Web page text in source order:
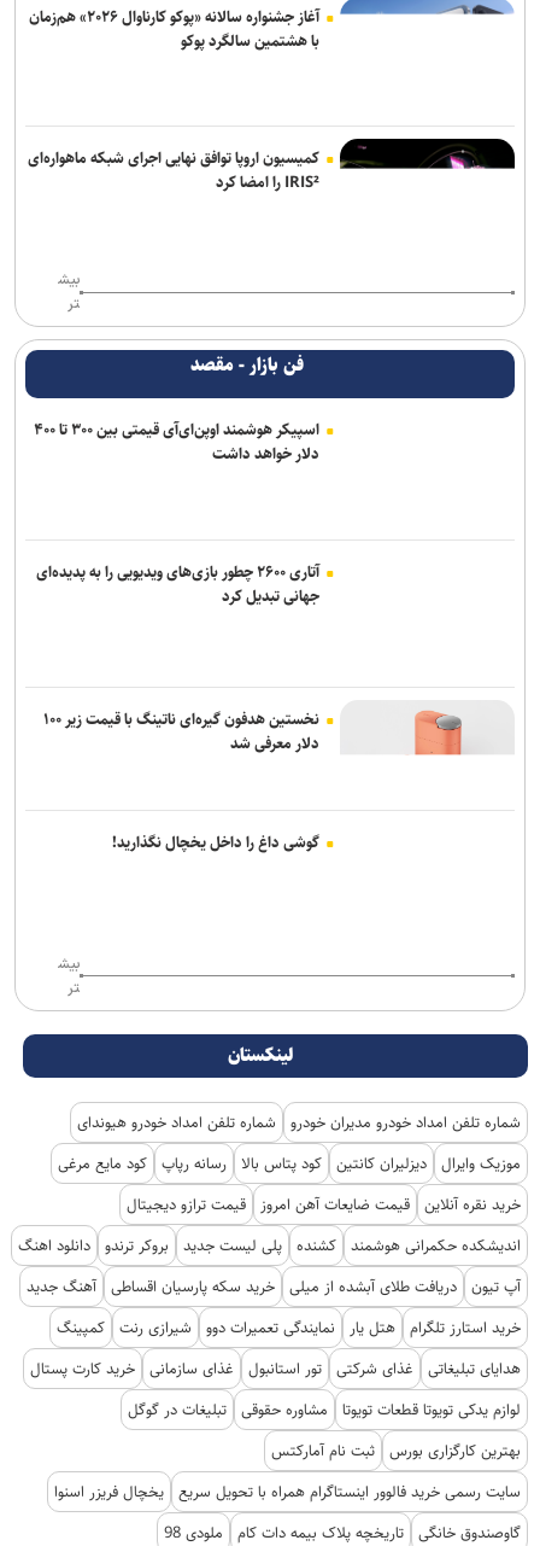
آغاز جشنواره سالانه «پوکو کارناوال ۲۰۲۶» هم‌زمان
با هشتمین سالگرد پوکو
کمیسیون اروپا توافق نهایی اجرای شبکه ماهواره‌ای
IRIS² را امضا کرد
بیش
تر
فن بازار - مقصد
اسپیکر هوشمند اوپن‌ای‌آی قیمتی بین ۳۰۰ تا ۴۰۰
دلار خواهد داشت
آتاری ۲۶۰۰ چطور بازی‌های ویدیویی را به پدیده‌ای
جهانی تبدیل کرد
نخستین هدفون گیره‌ای ناتینگ با قیمت زیر ۱۰۰
دلار معرفی شد
گوشی داغ را داخل یخچال نگذارید!
بیش
تر
لینکستان
شماره تلفن امداد خودرو مدیران خودرو
شماره تلفن امداد خودرو هیوندای
موزیک وایرال دیزلیران کانتین کود پتاس بالا رسانه رپاپ کود مایع مرغی
خرید نقره آنلاین قیمت ضایعات آهن امروز
قیمت ترازو دیجیتال
اندیشکده حکمرانی هوشمند کشنده پلی لیست جدید بروکر ترندو دانلود اهنگ
آپ تیون دریافت طلای آبشده از میلی خرید سکه پارسیان اقساطی آهنگ جدید
خرید استارز تلگرام هتل یار نمایندگی تعمیرات دوو شیرازی رنت کمپینگ
هدایای تبلیغاتی
غذای شرکتی تور استانبول غذای سازمانی خرید کارت پستال
لوازم یدکی تویوتا قطعات تویوتا
مشاوره حقوقی تبلیغات در گوگل
بهترین کارگزاری بورس ثبت نام آمارکتس
سایت رسمی خرید فالوور اینستاگرام همراه با تحویل سریع یخچال فریزر اسنوا
گاوصندوق خانگی تاریخچه پلاک بیمه دات کام ملودی 98